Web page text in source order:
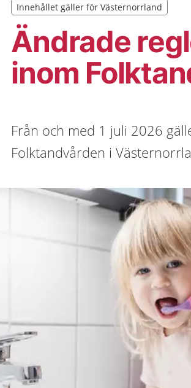
Ändrade
inom
Innehållet gäller för Västernorrland
Innehållet gäller för Västernorrland
Från och med 1 juli 2026
Folktandvården i